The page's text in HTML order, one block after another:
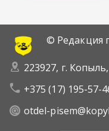
© Редакция
223927, г.
+375 (17) 195-57-
otdel-